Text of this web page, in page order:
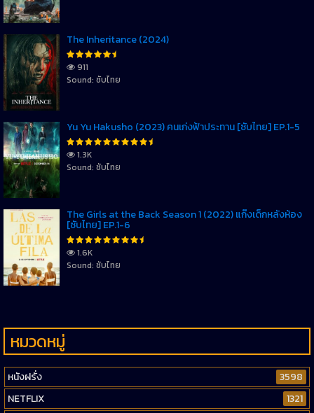
The Inheritance (2024)
911
Sound: ซับไทย
Yu Yu Hakusho (2023) คนเก่งฟ้าประทาน [ซับไทย] EP.1-5
1.3K
Sound: ซับไทย
The Girls at the Back Season 1 (2022) แก๊งเด็กหลังห้อง
[ซับไทย] EP.1-6
1.6K
Sound: ซับไทย
หมวดหมู่
หนังฝรั่ง
3598
NETFLIX
1321